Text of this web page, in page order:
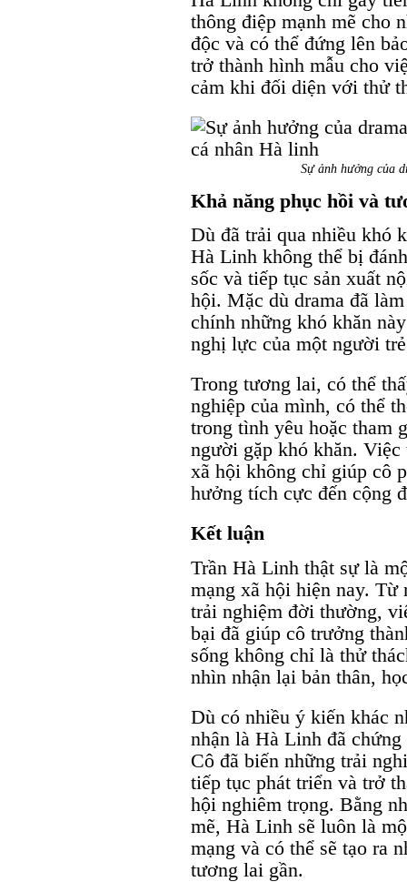
thông điệp mạnh mẽ cho
độc và có thể đứng lên
trở thành hình mẫu cho
cảm khi đối diện với thử
Sự ảnh hưởng của
Khả năng phục hồi và
Dù đã trải qua nhiều khó
Hà Linh không thể bị
sốc và tiếp tục sản xuất
hội. Mặc dù drama đã
chính những khó khăn
nghị lực của một người
Trong tương lai, có thể
nghiệp của mình, có thể
trong tình yêu hoặc tham
người gặp khó khăn.
xã hội không chỉ giúp cô
hưởng tích cực đến cộng
Kết luận
Trần Hà Linh thật sự là
mạng xã hội hiện nay.
trải nghiệm đời thường,
bại đã giúp cô trưởng
sống không chỉ là thử
nhìn nhận lại bản thân,
Dù có nhiều ý kiến khác
nhận là Hà Linh đã
Cô đã biến những trải
tiếp tục phát triển và trở
hội nghiêm trọng. Bằng
mẽ, Hà Linh sẽ luôn là
mạng và có thể sẽ tạo ra
tương lai gần.